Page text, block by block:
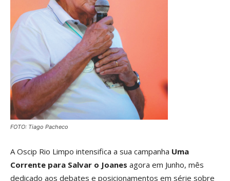
FOTO: Tiago Pacheco
A Oscip Rio Limpo intensifica a sua campanha Uma
Corrente para Salvar o Joanes agora em Junho, mês
dedicado aos debates e posicionamentos em série sobre